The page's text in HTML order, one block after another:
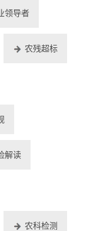
领导者
农残超标
解读
农科检测